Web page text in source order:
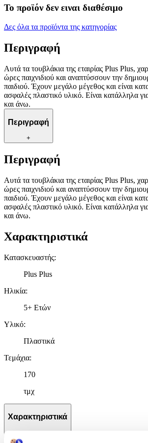
Το προϊόν δεν ειναι διαθέσιμο
Δες όλα τα προϊόντα της κατηγορίας
Περιγραφή
Αυτά τα τουβλάκια της εταιρίας Plus Plus,
ώρες παιχνιδιού και αναπτύσσουν την
παιδιού. Έχουν μεγάλο μέγεθος και είναι
ασφαλές πλαστικό υλικό. Είναι κατάλληλα
και άνω.
Περιγραφή
+
Περιγραφή
Αυτά τα τουβλάκια της εταιρίας Plus Plus,
ώρες παιχνιδιού και αναπτύσσουν την
παιδιού. Έχουν μεγάλο μέγεθος και είναι
ασφαλές πλαστικό υλικό. Είναι κατάλληλα
και άνω.
Χαρακτηριστικά
Κατασκευαστής:
Plus Plus
Ηλικία:
5+ Ετών
Υλικό:
Πλαστικά
Τεμάχια:
170
τμχ
Χαρακτηριστικά
+